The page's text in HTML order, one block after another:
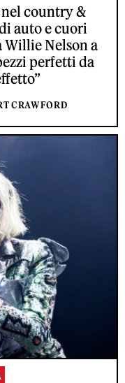
nel country &
auto e cuori
Nelson a
perfetti da
CRAWFORD